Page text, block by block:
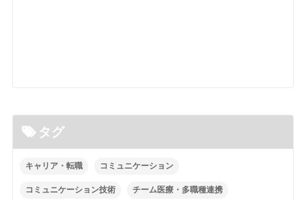
タグ
キャリア・転職 コミュニケーション
コミュニケーション技術 チーム医療・多職種連携